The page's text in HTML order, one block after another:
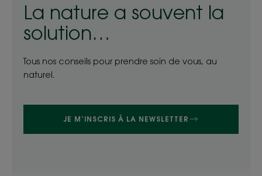
La nature a souvent la
solution…
Tous nos conseils pour prendre soin de vous, au
naturel.
JE M’INSCRIS À LA NEWSLETTER